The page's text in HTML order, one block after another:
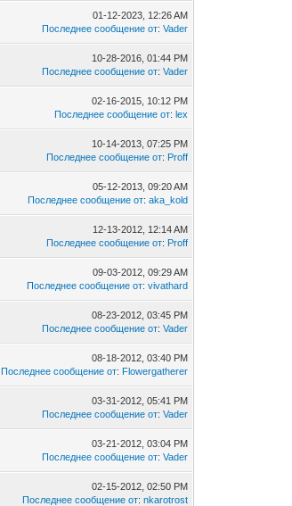
01-12-2023, 12:26 AM
Последнее сообщение от:Vader
10-28-2016, 01:44 PM
Последнее сообщение от:Vader
02-16-2015, 10:12 PM
Последнее сообщение от:lex
10-14-2013, 07:25 PM
Последнее сообщение от: Proff
05-12-2013, 09:20 AM
Последнее сообщение от:aka_kold
12-13-2012, 12:14 AM
Последнее сообщение от: Proff
09-03-2012, 09:29 AM
Последнее сообщение от:vivathard
08-23-2012, 03:45 PM
Последнее сообщение от:Vader
08-18-2012, 03:40 PM
Последнее сообщение от: Flowergatherer
03-31-2012, 05:41 PM
Последнее сообщение от:Vader
03-21-2012, 03:04 PM
Последнее сообщение от:Vader
02-15-2012, 02:50 PM
Последнее сообщение от:nkarotrost